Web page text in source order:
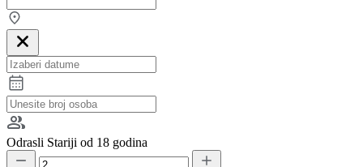
Odrasli Stariji od 18 godina